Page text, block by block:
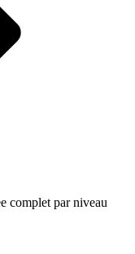
complet par niveau